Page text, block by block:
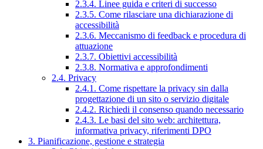
2.3.4. Linee guida e criteri di successo
2.3.5. Come rilasciare una dichiarazione di
accessibilità
2.3.6. Meccanismo di feedback e procedura di
attuazione
2.3.7. Obiettivi accessibilità
2.3.8. Normativa e approfondimenti
2.4. Privacy
2.4.1. Come rispettare la privacy sin dalla
progettazione di un sito o servizio digitale
2.4.2. Richiedi il consenso quando necessario
2.4.3. Le basi del sito web: architettura,
informativa privacy, riferimenti DPO
3. Pianificazione, gestione e strategia